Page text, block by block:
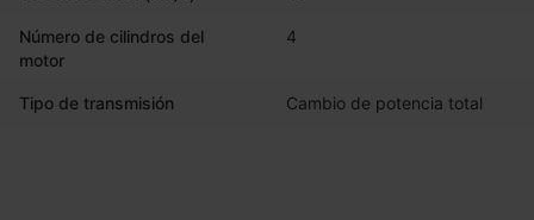
Número de cilindros del
motor
4
Tipo de transmisión Cambio de potencia total